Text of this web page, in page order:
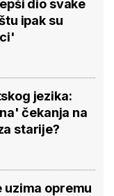
dio svake
ipak su
jezika:
čekanja na
starije?
uzima opremu